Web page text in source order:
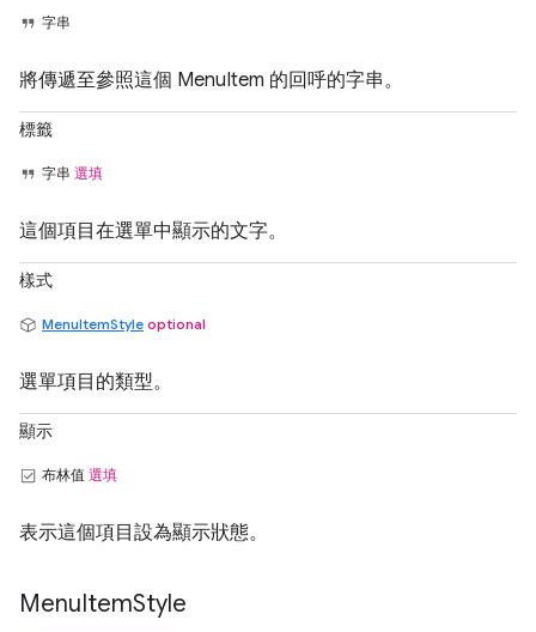
字串
將傳遞至參照這個 MenuItem 的回呼的字串。
標籤
字串 選填
這個項目在選單中顯示的文字。
樣式
MenuItemStyle optional
選單項目的類型。
顯示
布林值 選填
表示這個項目設為顯示狀態。
MenuItemStyle